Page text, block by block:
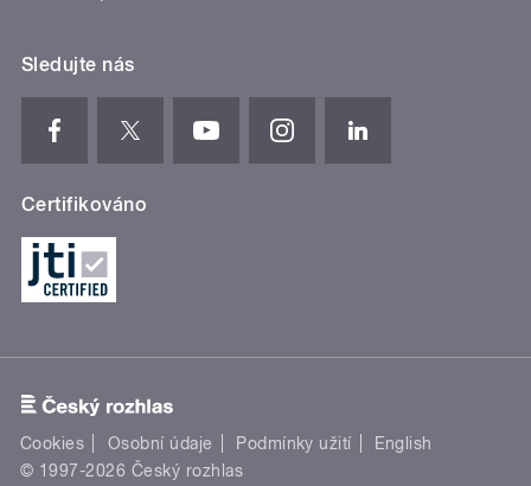
Sledujte nás
Certifikováno
Cookies Osobní údaje Podmínky užití
English
© 1997-2026 Český rozhlas